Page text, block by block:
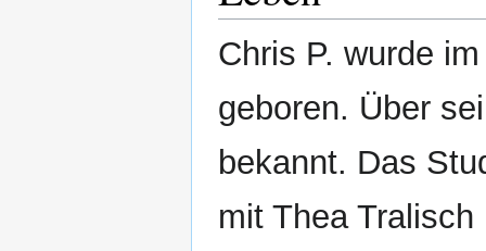
Chris P. wurde
geboren. Über
bekannt. Das
mit Thea